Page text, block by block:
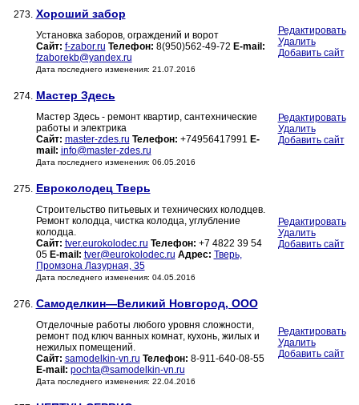
273. Хороший забор
Установка заборов, ограждений и ворот
Сайт: f-zabor.ru Телефон: 8(950)562-49-72 E-mail:
fzaborekb@yandex.ru
Дата последнего изменения: 21.07.2016
Редактировать
Удалить
Добавить сайт
274. Мастер Здесь
Мастер Здесь - ремонт квартир, сантехнические
работы и электрика
Сайт: master-zdes.ru Телефон: +74956417991 E-
mail: info@master-zdes.ru
Дата последнего изменения: 06.05.2016
Редактировать
Удалить
Добавить сайт
275. Евроколодец Тверь
Строительство питьевых и технических колодцев.
Ремонт колодца, чистка колодца, углубление
колодца.
Сайт: tver.eurokolodec.ru Телефон: +7 4822 39 54
05 E-mail: tver@eurokolodec.ru Адрес: Тверь,
Промзона Лазурная, 35
Дата последнего изменения: 04.05.2016
Редактировать
Удалить
Добавить сайт
276. Самоделкин—Великий Новгород, ООО
Отделочные работы любого уровня сложности,
ремонт под ключ ванных комнат, кухонь, жилых и
нежилых помещений.
Сайт: samodelkin-vn.ru Телефон: 8-911-640-08-55
E-mail: pochta@samodelkin-vn.ru
Дата последнего изменения: 22.04.2016
Редактировать
Удалить
Добавить сайт